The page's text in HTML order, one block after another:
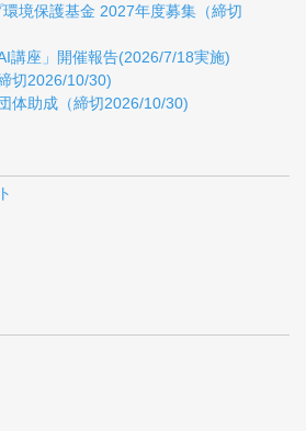
境保護基金 2027年度募集（締切
講座」開催報告(2026/7/18実施)
切2026/10/30)
体助成（締切2026/10/30)